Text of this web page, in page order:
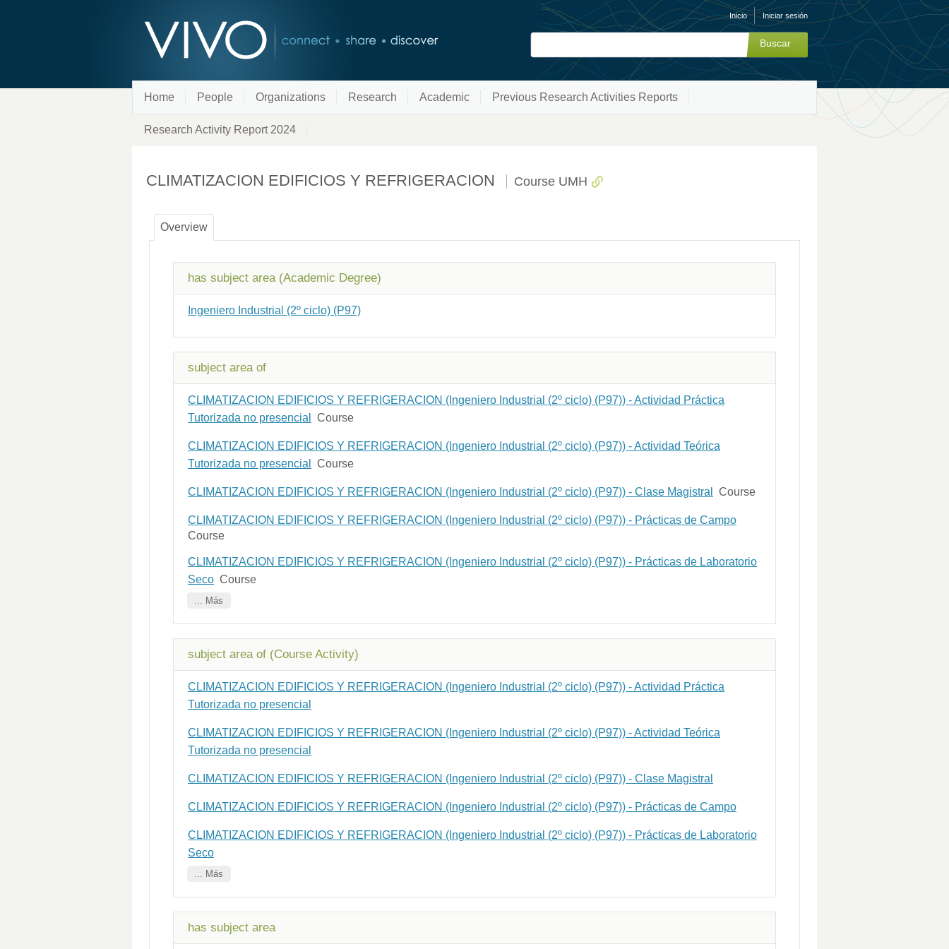
Inicio Iniciar sesión
Home People Organizations Research Academic Previous Research Activities Reports
Research Activity Report 2024
CLIMATIZACION EDIFICIOS Y REFRIGERACION Course UMH
Overview
has subject area (Academic Degree)
Ingeniero Industrial (2º ciclo) (P97)
subject area of
CLIMATIZACION EDIFICIOS Y REFRIGERACION (Ingeniero Industrial (2º ciclo) (P97)) - Actividad Práctica
Tutorizada no presencial
Course
CLIMATIZACION EDIFICIOS Y REFRIGERACION (Ingeniero Industrial (2º ciclo) (P97)) - Actividad Teórica
Tutorizada no presencial
Course
CLIMATIZACION EDIFICIOS Y REFRIGERACION (Ingeniero Industrial (2º ciclo) (P97)) - Clase Magistral Course
CLIMATIZACION EDIFICIOS Y REFRIGERACION (Ingeniero Industrial (2º ciclo) (P97)) - Prácticas de Campo
Course
CLIMATIZACION EDIFICIOS Y REFRIGERACION (Ingeniero Industrial (2º ciclo) (P97)) - Prácticas de Laboratorio
Seco Course
... Más
subject area of (Course Activity)
CLIMATIZACION EDIFICIOS Y REFRIGERACION (Ingeniero Industrial (2º ciclo) (P97)) - Actividad Práctica
Tutorizada no presencial
CLIMATIZACION EDIFICIOS Y REFRIGERACION (Ingeniero Industrial (2º ciclo) (P97)) - Actividad Teórica
Tutorizada no presencial
CLIMATIZACION EDIFICIOS Y REFRIGERACION (Ingeniero Industrial (2º ciclo) (P97)) - Clase Magistral
CLIMATIZACION EDIFICIOS Y REFRIGERACION (Ingeniero Industrial (2º ciclo) (P97)) - Prácticas de Campo
CLIMATIZACION EDIFICIOS Y REFRIGERACION (Ingeniero Industrial (2º ciclo) (P97)) - Prácticas de Laboratorio
Seco
... Más
has subject area